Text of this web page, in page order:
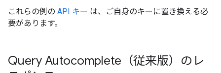
これらの例の API キー は、ご自身のキーに置き換える必
要があります。
Query Autocomplete（従来版）のレ